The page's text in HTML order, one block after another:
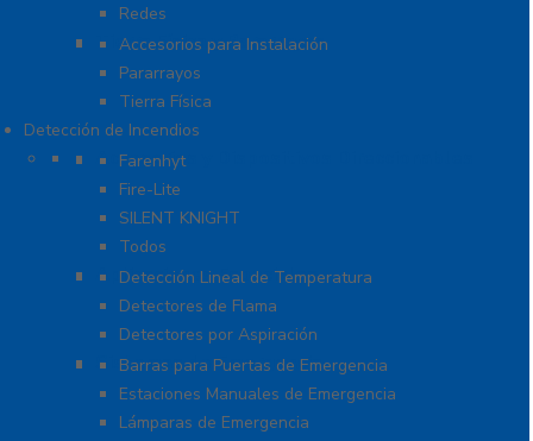
Redes
Tierra Física y Pararrayos
Accesorios para Instalación
Pararrayos
Tierra Física
Detección de Incendios
Accesorios y Dispositivos Direccionables
Farenhyt
Fire-Lite
SILENT KNIGHT
Todos
Aplicaciones Especiales
Detección Lineal de Temperatura
Detectores de Flama
Detectores por Aspiración
Sistemas de Emergencia
Barras para Puertas de Emergencia
Estaciones Manuales de Emergencia
Lámparas de Emergencia